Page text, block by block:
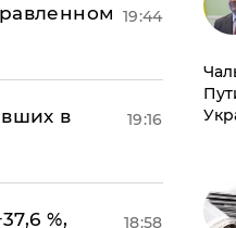
19:44
в
19:16
%,
18:58